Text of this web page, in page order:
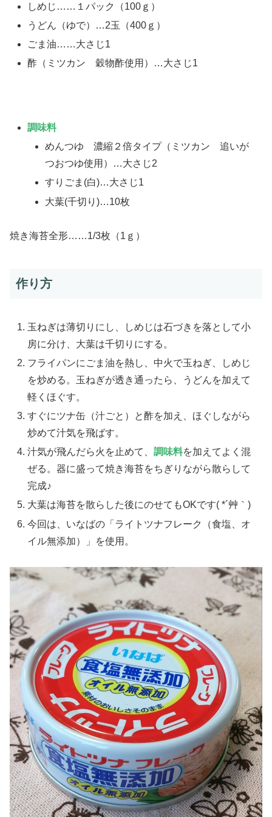
しめじ……１パック（100ｇ）
うどん（ゆで）…2玉（400ｇ）
ごま油……大さじ1
酢（ミツカン 穀物酢使用）…大さじ1
調味料
めんつゆ 濃縮２倍タイプ（ミツカン 追いが
つおつゆ使用）…大さじ2
すりごま(白)…大さじ1
大葉(千切り)…10枚
焼き海苔全形……1/3枚（1ｇ）
作り方
玉ねぎは薄切りにし、しめじは石づきを落として小
房に分け、大葉は千切りにする。
フライパンにごま油を熱し、中火で玉ねぎ、しめじ
を炒める。玉ねぎが透き通ったら、うどんを加えて
軽くほぐす。
すぐにツナ缶（汁ごと）と酢を加え、ほぐしながら
炒めて汁気を飛ばす。
汁気が飛んだら火を止めて、調味料を加えてよく混
ぜる。器に盛って焼き海苔をちぎりながら散らして
完成♪
大葉は海苔を散らした後にのせてもOKです( *´艸｀)
今回は、いなばの「ライトツナフレーク（食塩、オ
イル無添加）」を使用。